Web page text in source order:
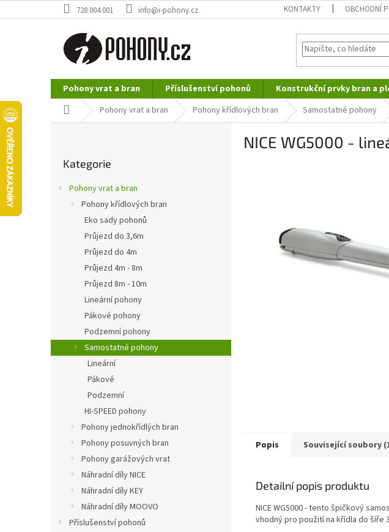
na
728 004 001 info@i-pohony.cz KONTAKTY OBCHODNÍ
Pohony vrat a bran Příslušenství pohonů Konstrukční prvky bran a
Nerezové polotovary
Hutní materiál
Domů Pohony vrat a bran Pohony křídlových bran Samostatné pohony
kategorie
Kategorie
Pohony vrat a bran
Pohony křídlových bran
Eko sady pohonů
Průjezd do 3,6m
Průjezd do 4m
Průjezd 4m - 8m
Průjezd 8m - 10m
Lineární pohony
Pákové pohony
Podzemní pohony
Samostatné pohony
Lineární
Pákové
Podzemní
HI-SPEED pohony
Pohony jednokřídlých bran
Pohony posuvných bran
Pohony garážových vrat
Náhradní díly NICE
Náhradní díly KEY
Náhradní díly MOOVO
Příslušenství pohonů
NICE WG5000 -
Popis Související soubory
Detailní popis produktu
NICE WG5000 - tento špičkový
vhodný pro použití na křídla do šíře